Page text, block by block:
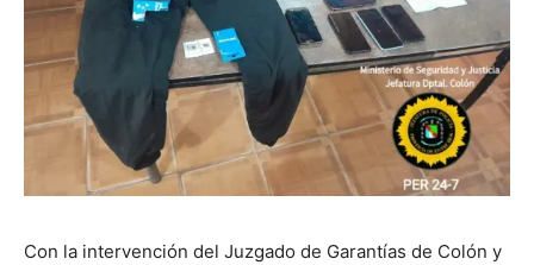
Con la intervención del Juzgado de Garantías de Colón y